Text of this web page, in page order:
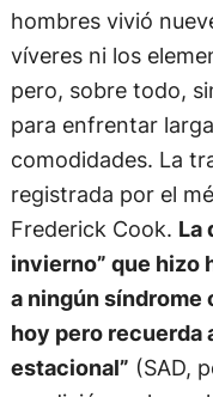
hombres vivió
víveres ni los
pero, sobre todo,
para enfrentar
comodidades. La
registrada por el
Frederick Cook. La
invierno” que hizo
a ningún síndrome
hoy pero recuerda
estacional” (SAD,